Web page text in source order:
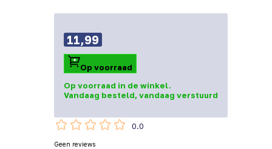
11,99
Op voorraad
Op voorraad in de winkel.
Vandaag besteld, vandaag verstuurd
0.0
Geen reviews